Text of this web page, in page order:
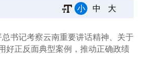
小 中 大
书记考察云南重要讲话精神、关于
好正反面典型案例，推动正确政绩